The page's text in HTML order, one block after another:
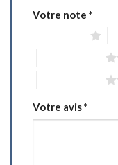
Votre note *
Votre avis*